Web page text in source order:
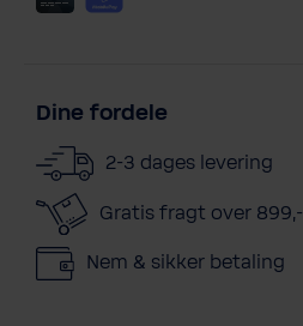
Dine fordele
2-3 dages levering
Gratis fragt over 899,-
Nem & sikker betaling